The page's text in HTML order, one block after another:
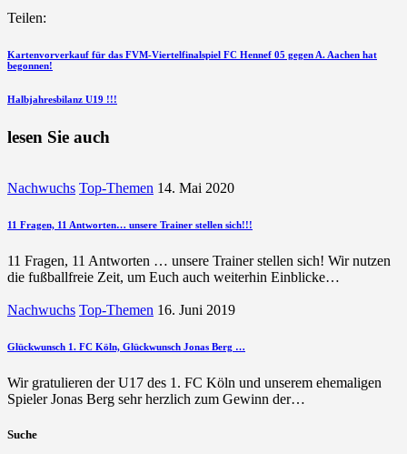
Teilen:
Beitragsnavigation
vorherigen
Beitrag
Kartenvorverkauf für das FVM-Viertelfinalspiel FC Hennef 05 gegen A. Aachen hat
begonnen!
nächsten
Halbjahresbilanz U19 !!!
lesen Sie auch
Nachwuchs Top-Themen 14. Mai 2020
11 Fragen, 11 Antworten… unsere Trainer stellen sich!!!
11 Fragen, 11 Antworten … unsere Trainer stellen sich! Wir nutzen
die fußballfreie Zeit, um Euch auch weiterhin Einblicke…
Nachwuchs Top-Themen 16. Juni 2019
Glückwunsch 1. FC Köln, Glückwunsch Jonas Berg …
Wir gratulieren der U17 des 1. FC Köln und unserem ehemaligen
Spieler Jonas Berg sehr herzlich zum Gewinn der…
Suche